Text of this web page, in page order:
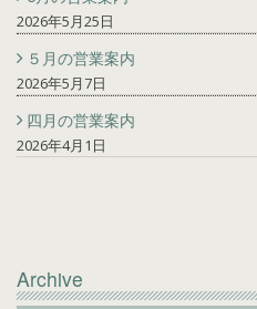
2026年5月25日
５月の営業案内
2026年5月7日
四月の営業案内
2026年4月1日
Archive